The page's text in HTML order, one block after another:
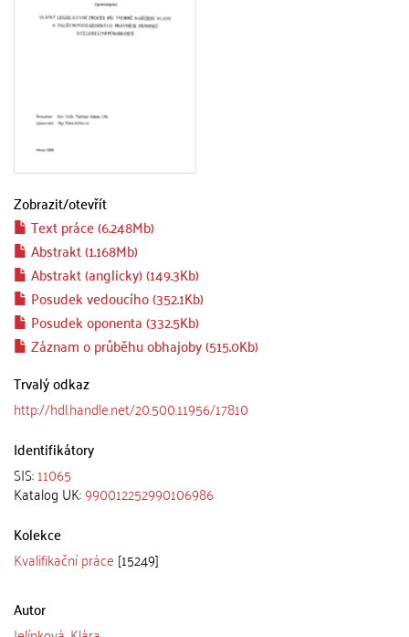
Zobrazit/otevřít
Text práce (6.248Mb)
Abstrakt (1.168Mb)
Abstrakt (anglicky) (149.3Kb)
Posudek vedoucího (352.1Kb)
Posudek oponenta (332.5Kb)
Záznam o průběhu obhajoby (515.0Kb)
Trvalý odkaz
http://hdl.handle.net/20.500.11956/17810
Identifikátory
SIS:11065
Katalog UK:990012252990106986
Kolekce
Kvalifikační práce [15249]
Autor